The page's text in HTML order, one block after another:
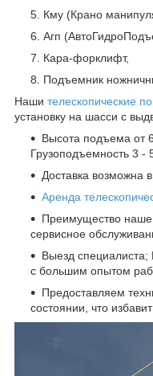
Кму (Крано
Агп
Кара-форклифт,
Подъемник
Наши телескопические
установку на шасси с
Высота подъема от
Грузоподъемность 3 -
Доставка возможна
Аренда
Преимущество
сервисное
Выезд
с большим опытом
Предоставляем
состоянии, что